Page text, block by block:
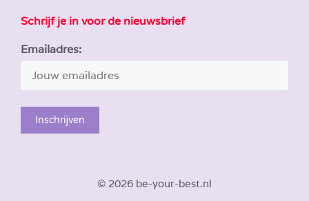
Schrijf je in voor de nieuwsbrief
Emailadres:
© 2026 be-your-best.nl